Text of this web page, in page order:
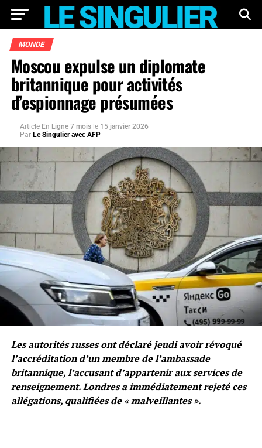
MONDE
Moscou expulse un diplomate
britannique pour activités
d’espionnage présumées
Article En Ligne 7 mois le 15 janvier 2026
Par Le Singulier avec AFP
Les autorités russes ont déclaré jeudi avoir révoqué
l’accréditation d’un membre de l’ambassade
britannique, l’accusant d’appartenir aux services de
renseignement. Londres a immédiatement rejeté ces
allégations, qualifiées de « malveillantes ».